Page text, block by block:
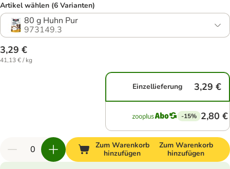
Artikel wählen (6 Varianten)
80 g Huhn Pur
973149.3
3,29 €
41,13 € / kg
Einzellieferung 3,29 €
-15% 2,80 €
Zum Warenkorb
hinzufügen
Zum Warenkorb
hinzufügen